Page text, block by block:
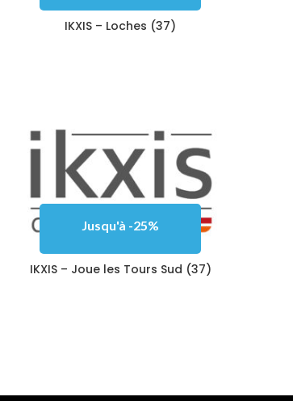
IKXIS – Loches (37)
Jusqu'à -25%
IKXIS – Joue les Tours Sud (37)